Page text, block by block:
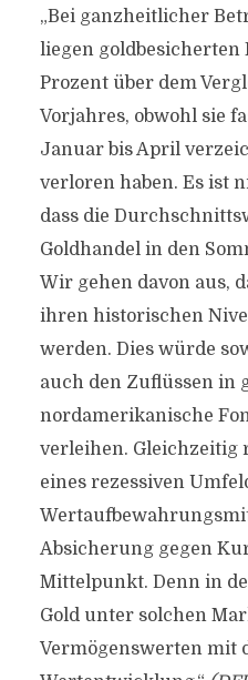
„Bei ganzheitlicher
liegen goldbesicherten
Prozent über dem
Vorjahres, obwohl sie
Januar bis April
verloren haben. Es ist
dass die
Goldhandel in den
Wir gehen davon aus,
ihren historischen
werden. Dies würde
auch den Zuflüssen in
nordamerikanische
verleihen. Gleichzeitig
eines rezessiven
Absicherung gegen
Mittelpunkt. Denn in
Gold unter solchen
Vermögenswerten mit